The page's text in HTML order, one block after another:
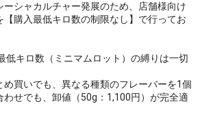
ーシャカルチャー発展のため、店舗様向け
購入最低キロ数の制限なし】で行ってお
キロ数（ミニマムロット）の縛りは一切
め買いでも、異なる種類のフレーバーを1個
せでも、卸値（50g：1,100円）が完全適